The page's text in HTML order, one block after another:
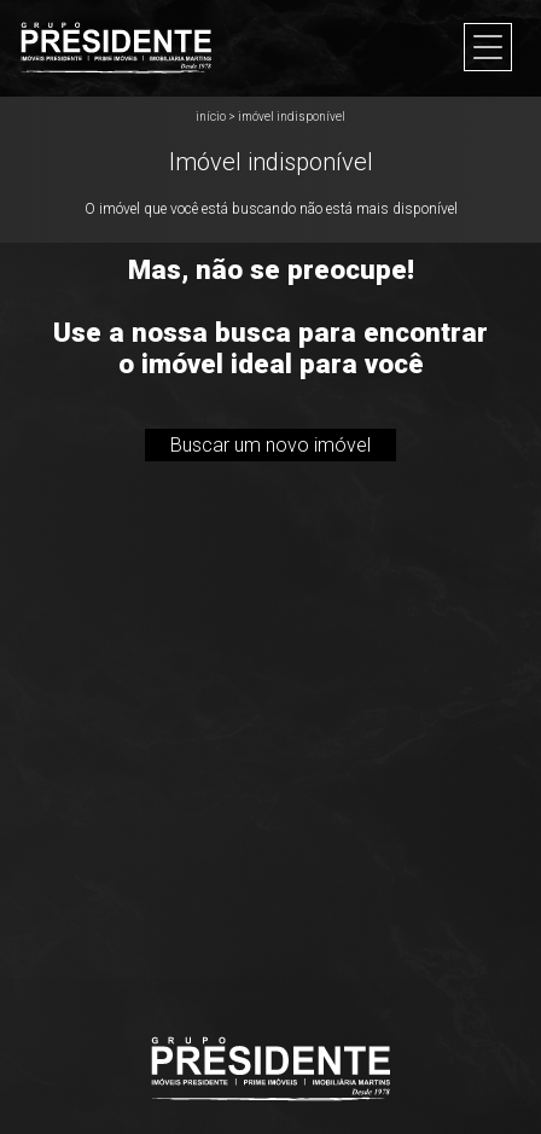
início > imóvel indisponível
Imóvel indisponível
O imóvel que você está buscando não está mais disponível
Mas, não se preocupe!
Use a nossa busca para encontrar
o imóvel ideal para você
Buscar um novo imóvel